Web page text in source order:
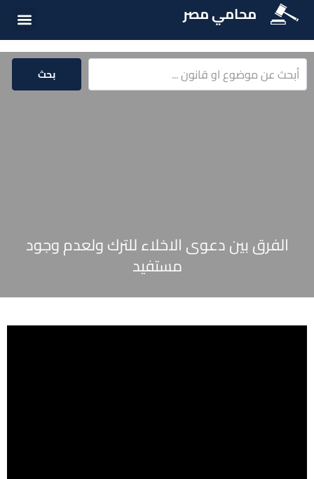
محامي مصر
بحث
الفرق بين دعوى الاخلاء للترك ولعدم وجود
مستفيد